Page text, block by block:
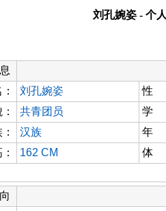
刘孔婉姿 - 个
刘孔婉姿
性
共青团员
学
汉族
年
162 CM 体